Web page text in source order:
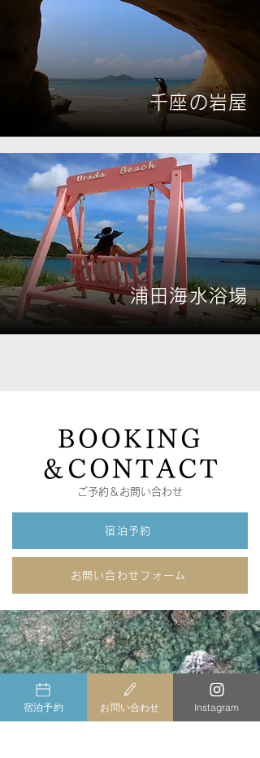
千座の岩屋
浦田海水浴場
BOOKING
＆CONTACT
ご予約＆お問い合わせ
宿泊予約
お問い合わせフォーム
宿泊予約 お問い合わせ Instagram